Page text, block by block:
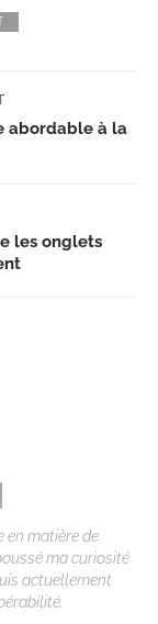
abordable à la
les onglets
en matière de
ma curiosité
actuellement